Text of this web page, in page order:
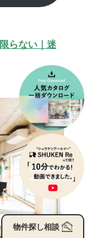
らない｜迷
物件探し相談